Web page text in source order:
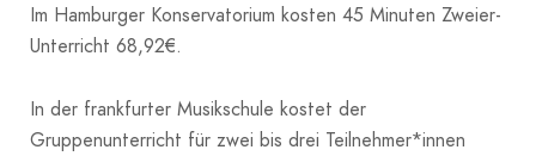
Im Hamburger Konservatorium kosten 45 Minuten Zweier-
Unterricht 68,92€.
In der frankfurter Musikschule kostet der
Gruppenunterricht für zwei bis drei Teilnehmer*innen